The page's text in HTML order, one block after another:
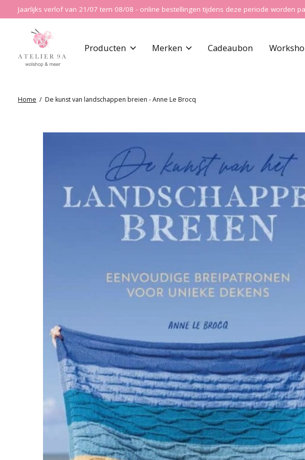
Jaarlijks verlof van 21/07 tem 08/08 - online bestellingen tijdens deze periode worden
Producten Merken Cadeaubon
Home / De kunst van landschappen breien - Anne Le Brocq